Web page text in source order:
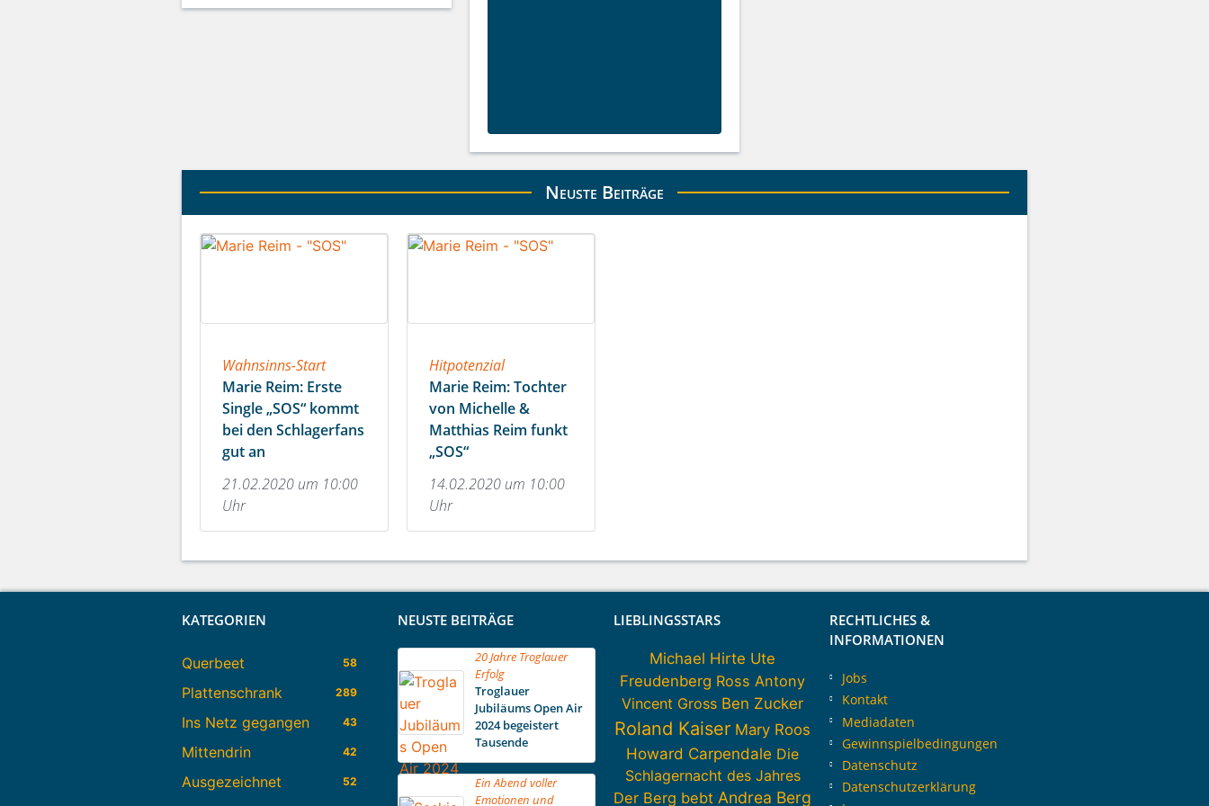
Neuste Beiträge
Wahnsinns-Start
Marie Reim: Erste
Single „SOS“ kommt
bei den Schlagerfans
gut an
21.02.2020 um 10:00
Uhr
Hitpotenzial
Marie Reim: Tochter
von Michelle &
Matthias Reim funkt
„SOS“
14.02.2020 um 10:00
Uhr
KATEGORIEN
Querbeet 58
Plattenschrank 289
Ins Netz gegangen 43
Mittendrin 42
Ausgezeichnet 52
NEUSTE BEITRÄGE
20 Jahre Troglauer
Erfolg
Troglauer
Jubiläums Open Air
2024 begeistert
Tausende
Ein Abend voller
Emotionen und
LIEBLINGSSTARS
Michael Hirte Ute
Freudenberg Ross Antony
Vincent Gross Ben Zucker
Roland Kaiser Mary Roos
Howard Carpendale Die
Schlagernacht des Jahres
Der Berg bebt Andrea Berg
RECHTLICHES &
INFORMATIONEN
Jobs
Kontakt
Mediadaten
Gewinnspielbedingungen
Datenschutz
Datenschutzerklärung